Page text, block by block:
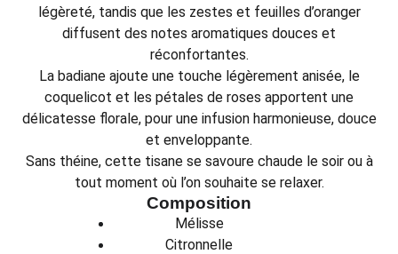
légèreté, tandis que les zestes et feuilles d’oranger
diffusent des notes aromatiques douces et
réconfortantes.
La badiane ajoute une touche légèrement anisée, le
coquelicot et les pétales de roses apportent une
délicatesse florale, pour une infusion harmonieuse, douce
et enveloppante.
Sans théine, cette tisane se savoure chaude le soir ou à
tout moment où l’on souhaite se relaxer.
Composition
Mélisse
Citronnelle